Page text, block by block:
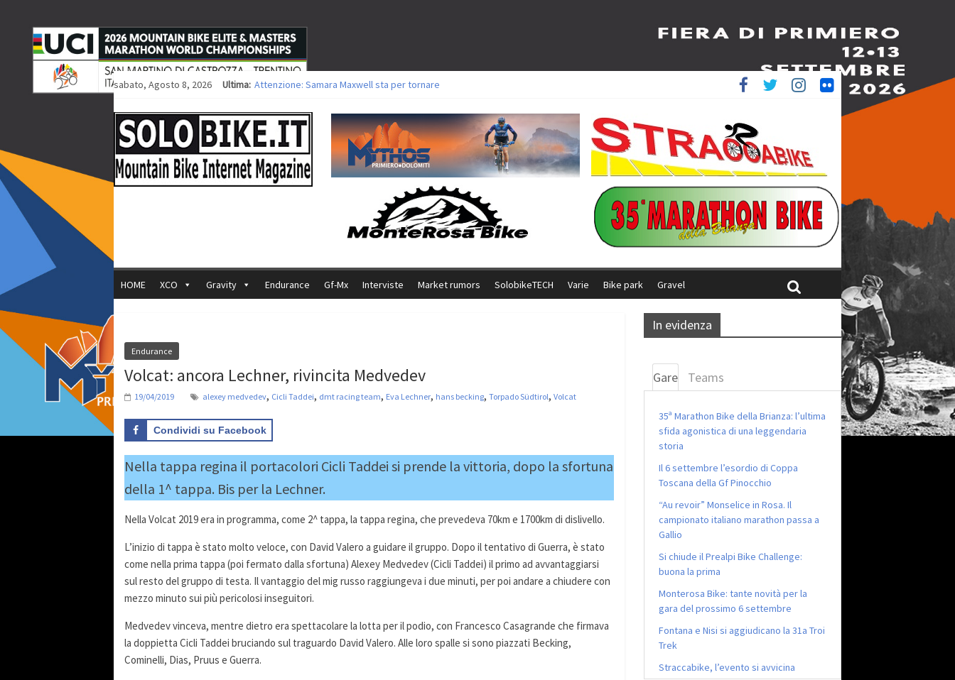
sabato, Agosto 8, 2026 Ultima: Attenzione: Samara Maxwell sta per tornare
Europei XCO: vittorie per Ghibaudo, Grossmann e Gallis. Signorelli 5^ la migliore tra gli italiani
35ª Marathon Bike della Brianza: l’ultima sfida agonistica di una leggendaria storia
Europei MTB: il Team Relay firma il secondo argento azzurro a Monteceneri
HOME XCO Gravity Endurance Gf-Mx Interviste Market rumors SolobikeTECH Varie Bike park Gravel
Endurance
Volcat: ancora Lechner, rivincita Medvedev
19/04/2019 alexey medvedev, Cicli Taddei, dmt racing team, Eva Lechner, hans becking, Torpado Südtirol, Volcat
Condividi su Facebook
Nella tappa regina il portacolori Cicli Taddei si prende la vittoria, dopo la sfortuna
della 1^ tappa. Bis per la Lechner.
Nella Volcat 2019 era in programma, come 2^ tappa, la tappa regina, che prevedeva 70km e 1700km di dislivello.
L’inizio di tappa è stato molto veloce, con David Valero a guidare il gruppo. Dopo il tentativo di Guerra, è stato
come nella prima tappa (poi fermato dalla sfortuna) Alexey Medvedev (Cicli Taddei) il primo ad avvantaggiarsi
sul resto del gruppo di testa. Il vantaggio del mig russo raggiungeva i due minuti, per poi andare a chiudere con
mezzo minuto sui più pericolosi inseguitori.
Medvedev vinceva, mentre dietro era spettacolare la lotta per il podio, con Francesco Casagrande che firmava
la doppietta Cicli Taddei bruciando sul traguardo David Valero. Alle loro spalle si sono piazzati Becking,
Cominelli, Dias, Pruus e Guerra.
In evidenza
Gare Teams
35ª Marathon Bike della Brianza: l’ultima
sfida agonistica di una leggendaria
storia
Il 6 settembre l’esordio di Coppa
Toscana della Gf Pinocchio
“Au revoir” Monselice in Rosa. Il
campionato italiano marathon passa a
Gallio
Si chiude il Prealpi Bike Challenge:
buona la prima
Monterosa Bike: tante novità per la
gara del prossimo 6 settembre
Fontana e Nisi si aggiudicano la 31a Troi
Trek
Straccabike, l’evento si avvicina